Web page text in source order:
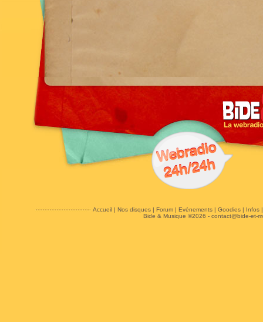
Accueil| Nos disques| Forum| Evénements| Goodies| Infos
Bide & Musique ©2026 - contact@bide-et-